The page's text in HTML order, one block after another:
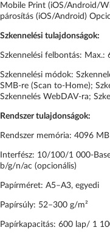
Mobile Print (iOS/Android/
párosítás (iOS/Android)
Szkennelési tulajdonságok:
Szkennelési felbontás: Max.:
Szkennelési módok:
SMB-re (Scan to-Home);
Szkennelés WebDAV-ra;
Rendszer tulajdonságok:
Rendszer memória: 4096 MB
Interfész: 10/100/1 000-
b/g/n/ac (opcionális)
Papírméret: A5–A3, egyedi
Papírsúly: 52–300 g/m²
Papírkapacitás: 600 lap/ 1